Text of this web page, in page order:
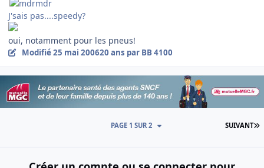
J'sais pas....speedy?
oui, notamment pour les pneus!
Modifié25 mai 200620 ans par BB 4100
SUIVANT
PAGE 1 SUR 2